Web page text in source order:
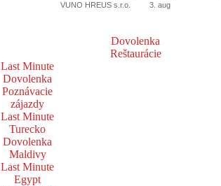
VUNO HREUS s.r.o. 3. aug
Dovolenka
Reštaurácie
Last Minute
Dovolenka
Poznávacie
zájazdy
Last Minute
Turecko
Dovolenka
Maldivy
Last Minute
Egypt